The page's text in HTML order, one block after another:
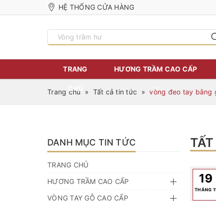
HỆ THỐNG CỬA HÀNG
TRANG
CHỦ
HƯƠNG TRẦM CAO CẤP
Trang chủ » Tất cả tin tức » vòng đeo tay bằng
19
THÁNG
DANH MỤC TIN TỨC
TRANG CHỦ
HƯƠNG TRẦM CAO CẤP
VÒNG TAY GỖ CAO CẤP